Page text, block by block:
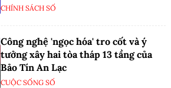
CHÍNH SÁCH SỐ
Công nghệ 'ngọc hóa' tro cốt và ý
tưởng xây hai tòa tháp 13 tầng của
Bảo Tín An Lạc
CUỘC SỐNG SỐ